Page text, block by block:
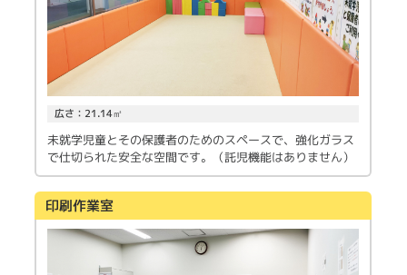
広さ：21.14㎡
未就学児童とその保護者のためのスペースで、強化ガラス
で仕切られた安全な空間です。（託児機能はありません）
印刷作業室